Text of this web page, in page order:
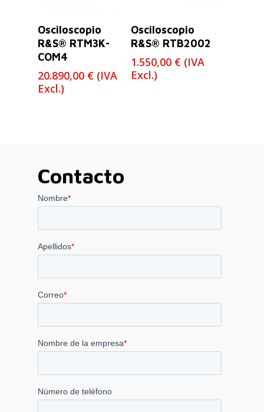
Osciloscopio
R&S® RTM3K-
COM4
20.890,00 € (IVA
Excl.)
Osciloscopio
R&S® RTB2002
1.550,00 € (IVA
Excl.)
Contacto